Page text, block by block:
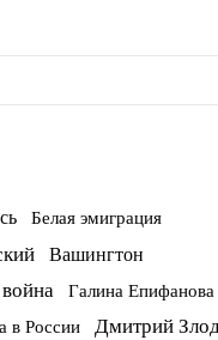
Белая эмиграция
Вашингтон
Галина Епифанова
в России Дмитрий